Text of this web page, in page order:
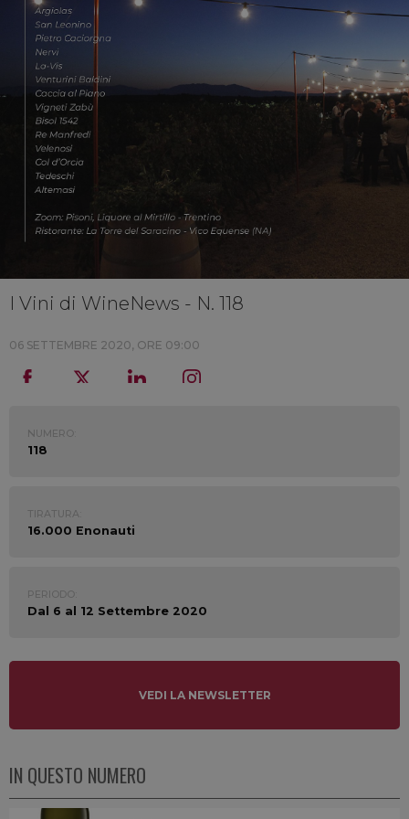
I Vini di WineNews - N. 118
06 SETTEMBRE 2020, ORE 09:00
NUMERO:
118
TIRATURA:
16.000 Enonauti
PERIODO:
Dal 6 al 12 Settembre 2020
VEDI LA NEWSLETTER
IN QUESTO NUMERO